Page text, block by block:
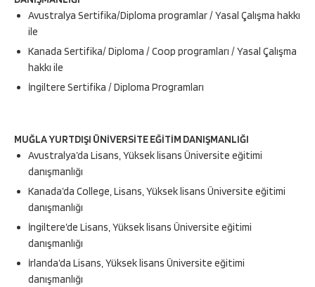
Avustralya Sertifika/Diploma programlar / Yasal Çalışma hakkı
ile
Kanada Sertifika/ Diploma / Coop programları / Yasal Çalışma
hakkı ile
İngiltere Sertifika / Diploma Programları
MUĞLA YURTDIŞI ÜNİVERSİTE EĞİTİM DANIŞMANLIĞI
Avustralya’da Lisans, Yüksek lisans Üniversite eğitimi
danışmanlığı
Kanada’da College, Lisans, Yüksek lisans Üniversite eğitimi
danışmanlığı
İngiltere’de Lisans, Yüksek lisans Üniversite eğitimi
danışmanlığı
İrlanda’da Lisans, Yüksek lisans Üniversite eğitimi
danışmanlığı